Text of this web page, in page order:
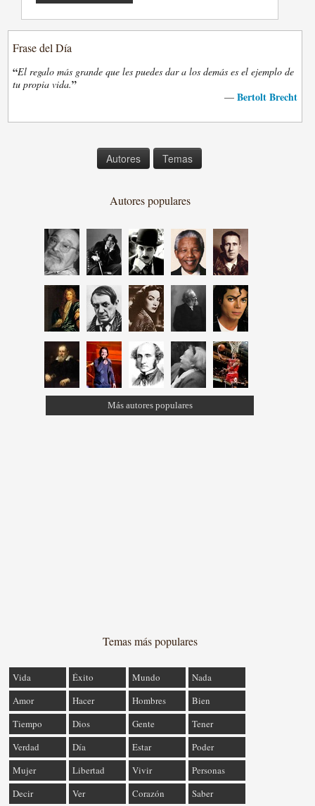
Frase del Día
“El regalo más grande que les puedes dar a los demás es el ejemplo de
tu propia vida.”
— Bertolt Brecht
Autores Temas
Autores populares
Más autores populares
Temas más populares
Vida Éxito Mundo
Nada
Amor
Hacer Hombres
Bien
Tiempo
Dios Gente
Tener
Verdad
Día Estar
Poder
Mujer
Libertad Vivir
Personas
Decir
Ver Corazón Saber